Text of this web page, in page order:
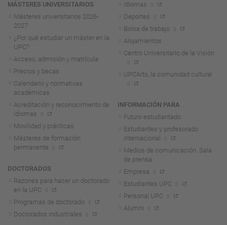
MÁSTERES UNIVERSITARIOS
Másteres universitarios 2026-
2027
¿Por qué estudiar un máster en la
UPC?
Acceso, admisión y matrícula
Precios y becas
Calendario y normativas
académicas
Acreditación y reconocimiento de
idiomas
Movilidad y prácticas
Másteres de formación
permanente
DOCTORADOS
Razones para hacer un doctorado
en la UPC
Programas de doctorado
Doctorados industriales
Idiomas
Deportes
Bolsa de trabajo
Alojamientos
Centro Universitario de la Visión
UPCArts, la comunidad cultural
INFORMACIÓN PARA
Futuro estudiantado
Estudiantes y profesorado
internacional
Medios de comunicación. Sala
de prensa
Empresa
Estudiantes UPC
Personal UPC
Alumni